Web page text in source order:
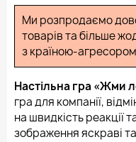
Ми розпродаємо
товарів та більше
з країною-
Настільна гра «Жми
гра для компанії,
на швидкість реакції
зображення яскраві